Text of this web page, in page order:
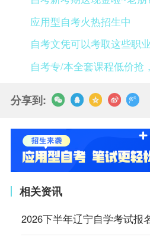
应用型自考火热招生中
自考文凭可以考取这些职
自考专/本全套课程低价抢
分享到:
相关资讯
2026下半年辽宁自学考试报